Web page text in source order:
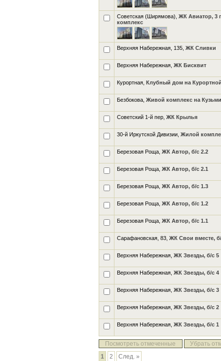
Советская (Ширямова), ЖК Авиатор, 3
комплекс
Верхняя Набережная, 135, ЖК Сливки
Верхняя Набережная, ЖК Бисквит
Курортная, Клубный дом на
Безбокова, Живой комплекс на
Советский 1-й пер, ЖК Крылья
30-й Иркутской Дивизии, Жилой
Березовая Роща, ЖК Автор, б/с 2.2
Березовая Роща, ЖК Автор, б/с 2.1
Березовая Роща, ЖК Автор, б/с 1.3
Березовая Роща, ЖК Автор, б/с 1.2
Березовая Роща, ЖК Автор, б/с 1.1
Сарафановская, 83, ЖК Свои вместе,
Верхняя Набережная, ЖК Звезды, б/с 5
Верхняя Набережная, ЖК Звезды, б/с 4
Верхняя Набережная, ЖК Звезды, б/с 3
Верхняя Набережная, ЖК Звезды, б/с 2
Верхняя Набережная, ЖК Звезды, б/с 1
Посмотреть отмеченные
Убрать
1
2 След. »